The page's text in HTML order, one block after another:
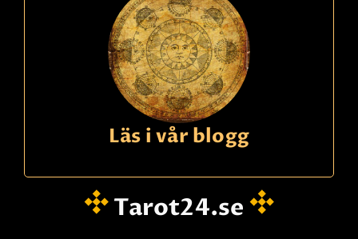
Läs i vår blogg
Tarot24.se